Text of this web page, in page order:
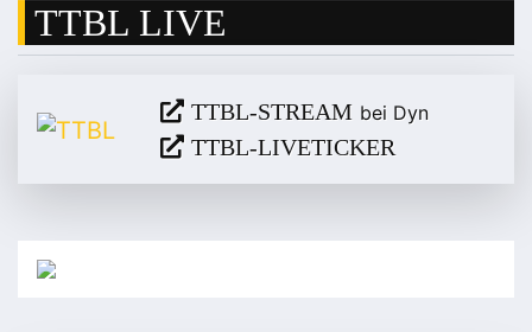
TTBL LIVE
TTBL-STREAM bei Dyn
TTBL-LIVETICKER